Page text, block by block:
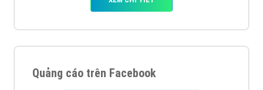
Quảng cáo trên Facebook